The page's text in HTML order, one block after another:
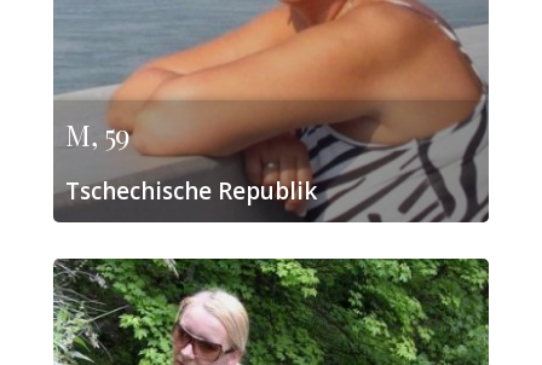
M, 59
Tschechische Republik